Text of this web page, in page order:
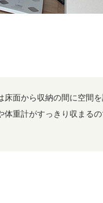
床面から収納の間に空間
体重計がすっきり収まる